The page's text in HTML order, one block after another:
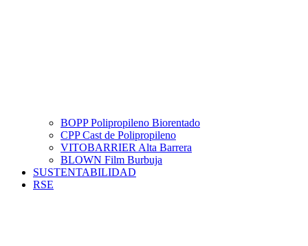
BOPP Polipropileno Biorentado
CPP Cast de Polipropileno
VITOBARRIER Alta Barrera
BLOWN Film Burbuja
SUSTENTABILIDAD
RSE